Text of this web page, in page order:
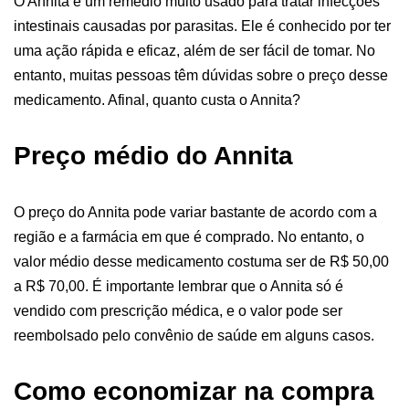
intestinais causadas por parasitas. Ele é conhecido por ter
uma ação rápida e eficaz, além de ser fácil de tomar. No
entanto, muitas pessoas têm dúvidas sobre o preço desse
medicamento. Afinal, quanto custa o Annita?
Preço médio do Annita
O preço do Annita pode variar bastante de acordo com a
região e a farmácia em que é comprado. No entanto, o
valor médio desse medicamento costuma ser de R$ 50,00
a R$ 70,00. É importante lembrar que o Annita só é
vendido com prescrição médica, e o valor pode ser
reembolsado pelo convênio de saúde em alguns casos.
Como economizar na compra